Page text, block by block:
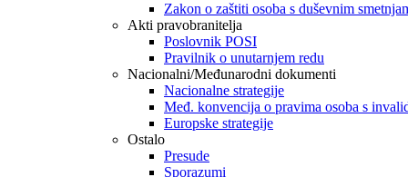
Zakon o zaštiti osoba s duševnim
Akti pravobranitelja
Poslovnik POSI
Pravilnik o unutarnjem redu
Nacionalni/Međunarodni dokumenti
Nacionalne strategije
Međ. konvencija o pravima osoba s
Europske strategije
Ostalo
Presude
Sporazumi